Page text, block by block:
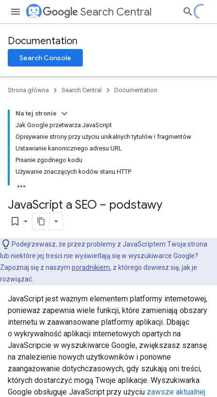
Search Central
Documentation
Search Console
Strona główna Search Central Documentation
Na tej stronie
Jak Google przetwarza JavaScript
Opisywanie strony przy użyciu unikalnych tytułów i fragmentów
Ustawianie kanonicznego adresu URL
Pisanie zgodnego kodu
Używanie znaczących kodów stanu HTTP
JavaScript a SEO – podstawy
bookmark_border
Podejrzewasz, że przez problemy z JavaScriptem Twoja strona
lub niektóre jej treści nie wyświetlają się w wyszukiwarce Google?
Zapoznaj się z naszym poradnikiem, z którego dowiesz się, jak je
rozwiązać.
JavaScript jest ważnym elementem platformy internetowej,
ponieważ zapewnia wiele funkcji, które zamieniają obszary
internetu w zaawansowane platformy aplikacji. Dbając
o wykrywalność aplikacji internetowych opartych na
JavaScripcie w wyszukiwarce Google, zwiększasz szansę
na znalezienie nowych użytkowników i ponowne
zaangażowanie dotychczasowych, gdy szukają oni treści,
których dostarczyć mogą Twoje aplikacje. Wyszukiwarka
Google obsługuje JavaScript przy użyciu zawsze aktualnej